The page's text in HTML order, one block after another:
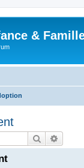
&
Rechercher